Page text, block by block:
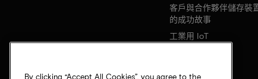
客戶與合作夥伴儲存裝
的成功故事
工業用 IoT
By clicking “Accept All Cookies”, you agree to the